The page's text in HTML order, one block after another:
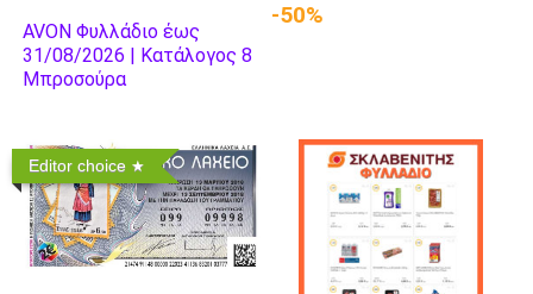
AVON Φυλλάδιο έως
31/08/2026 | Κατάλογος 8
Μπροσούρα
-50%
Editor choice